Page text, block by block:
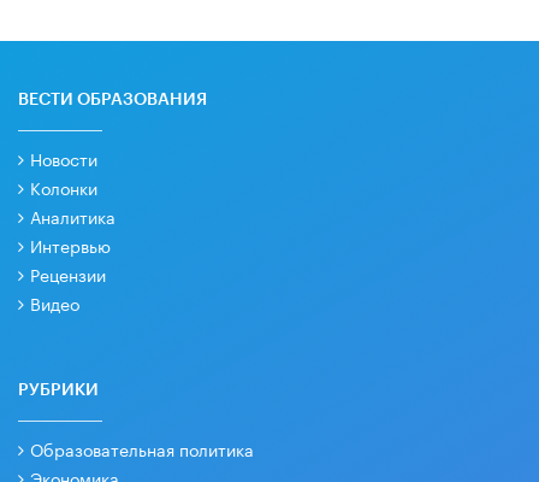
ВЕСТИ ОБРАЗОВАНИЯ
Новости
Колонки
Аналитика
Интервью
Рецензии
Видео
РУБРИКИ
Образовательная политика